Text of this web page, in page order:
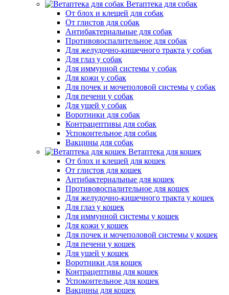
Ветаптека для собак
От блох и клещей для собак
От глистов для собак
Антибактериальные для собак
Противовоспалительное для собак
Для желудочно-кишечного тракта у собак
Для глаз у собак
Для иммунной системы у собак
Для кожи у собак
Для почек и мочеполовой системы у собак
Для печени у собак
Для ушей у собак
Воротники для собак
Контрацептивы для собак
Успокоительное для собак
Вакцины для собак
Ветаптека для кошек
От блох и клещей для кошек
От глистов для кошек
Антибактериальные для кошек
Противовоспалительное для кошек
Для желудочно-кишечного тракта у кошек
Для глаз у кошек
Для иммунной системы у кошек
Для кожи у кошек
Для почек и мочеполовой системы у кошек
Для печени у кошек
Для ушей у кошек
Воротники для кошек
Контрацептивы для кошек
Успокоительное для кошек
Вакцины для кошек